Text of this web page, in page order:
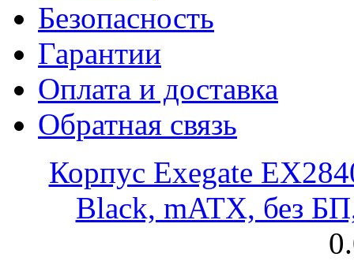
Безопасность
Гарантии
Оплата и доставка
Обратная связь
Корпус Exegate
Black, mATX, без